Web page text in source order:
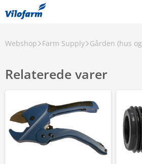
Webshop Farm Supply Gården (hus
Relaterede varer